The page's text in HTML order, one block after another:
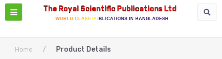
The Royal Scientific Publications Ltd
WORLD CLASS PUBLICATIONS IN BANGLADESH
Home / Product Details